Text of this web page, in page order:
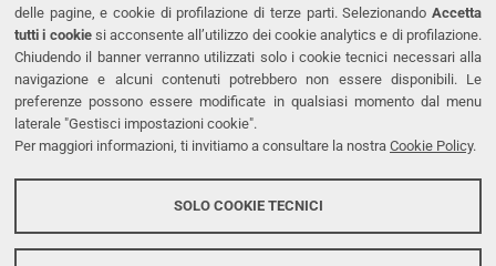
delle pagine, e cookie di profilazione di terze parti. Selezionando Accetta
tutti i cookiesi acconsente all’utilizzo dei cookie analytics e di profilazione.
Chiudendo il banner verranno utilizzati solo i cookie tecnici necessari alla
navigazione e alcuni contenuti potrebbero non essere disponibili. Le
preferenze possono essere modificate in qualsiasi momento dal menu
laterale "Gestisci impostazioni cookie".
Per maggiori informazioni, ti invitiamo a consultare la nostra Cookie Policy.
SOLO COOKIE TECNICI
Tel. +39 0532 293111
Fax. +39 0532 293031
PEC
LINKS
Accessibilità
Protezione dati personali